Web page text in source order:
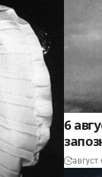
6
август